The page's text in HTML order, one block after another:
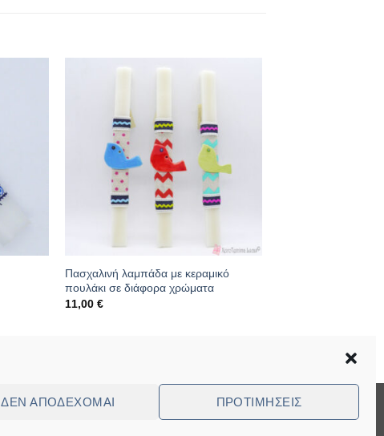
ΔΕΝ ΑΠΟΔΈΧΟΜΑΙ ΠΡΟΤΙΜΉΣΕΙΣ
Πασχαλινή λαμπάδα με κεραμικό
πουλάκι σε διάφορα χρώματα
11,00 €
Visa
Bank
Cash